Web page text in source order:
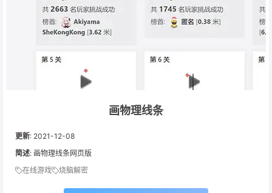
画物理线条
更新: 2021-12-08
简述: 画物理线条网页版
在线游戏
烧脑解密